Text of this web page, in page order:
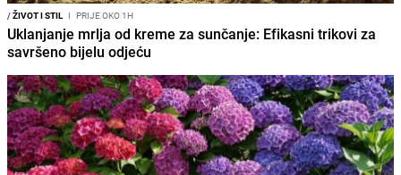
/ŽIVOT I STIL I PRIJE OKO 1H
Uklanjanje mrlja od kreme za sunčanje: Efikasni trikovi za
savršeno bijelu odjeću